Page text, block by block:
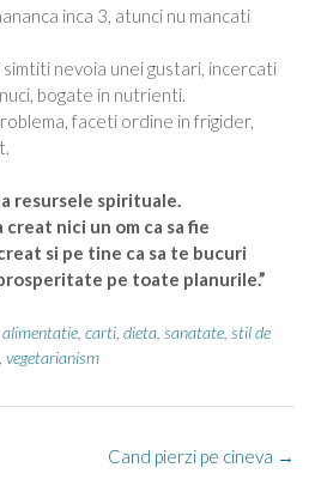
inca 3, atunci nu mancati
nevoia unei gustari, incercati
bogate in nutrienti.
faceti ordine in frigider,
resursele spirituale.
creat nici un om ca sa fie
si pe tine ca sa te bucuri
pe toate planurile.”
alimentatie carti dieta sanatate stil de
vegetarianism
Cand pierzi pe cineva →